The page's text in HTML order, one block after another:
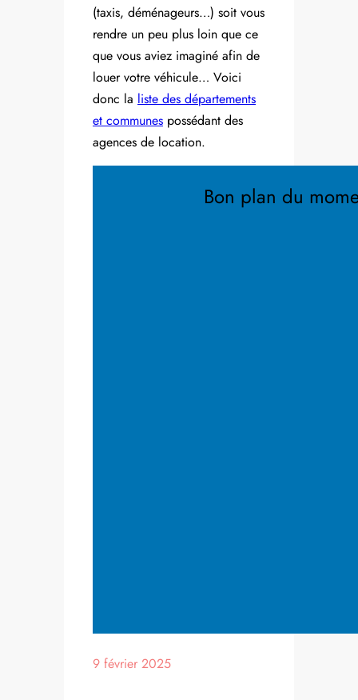
(taxis, déménageurs…) soit vous
rendre un peu plus loin que ce
que vous aviez imaginé afin de
louer votre véhicule… Voici
donc la liste des départements
et communes possédant des
agences de location.
Bon plan du
9 février 2025